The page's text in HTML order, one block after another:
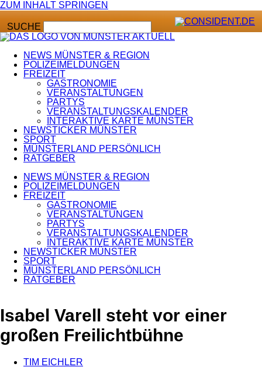
ZUM INHALT SPRINGEN
SUCHE
NEWS MÜNSTER & REGION
POLIZEIMELDUNGEN
FREIZEIT
GASTRONOMIE
VERANSTALTUNGEN
PARTYS
VERANSTALTUNGSKALENDER
INTERAKTIVE KARTE MÜNSTER
NEWSTICKER MÜNSTER
SPORT
MÜNSTERLAND PERSÖNLICH
RATGEBER
NEWS MÜNSTER & REGION
POLIZEIMELDUNGEN
FREIZEIT
GASTRONOMIE
VERANSTALTUNGEN
PARTYS
VERANSTALTUNGSKALENDER
INTERAKTIVE KARTE MÜNSTER
NEWSTICKER MÜNSTER
SPORT
MÜNSTERLAND PERSÖNLICH
RATGEBER
ANZEIGE
Isabel Varell steht vor einer
großen Freilichtbühne
TIM EICHLER